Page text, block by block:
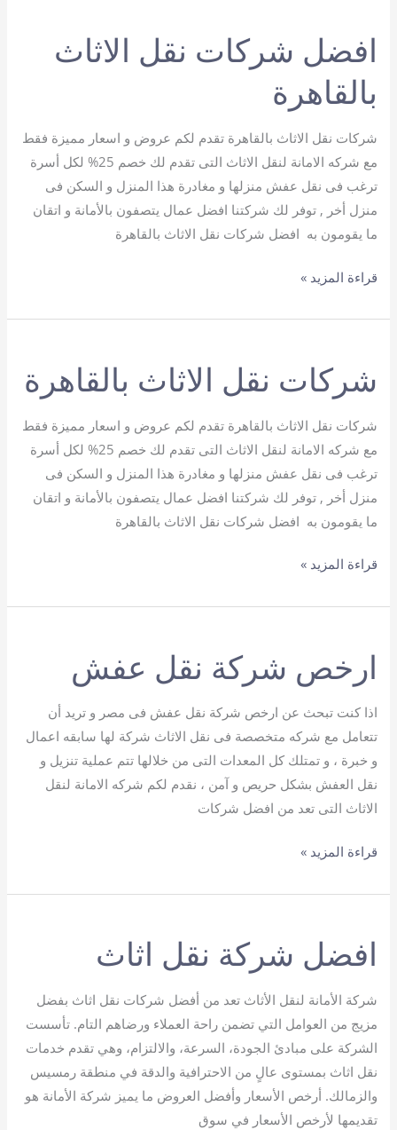
في
القاهرة
افضل شركات نقل الاثاث
بالقاهرة
شركات نقل الاثاث بالقاهرة تقدم لكم عروض و اسعار مميزة فقط
مع شركه الامانة لنقل الاثاث التى تقدم لك خصم 25% لكل أسرة
ترغب فى نقل عفش منزلها و مغادرة هذا المنزل و السكن فى
منزل أخر , توفر لك شركتنا افضل عمال يتصفون بالأمانة و اتقان
ما يقومون به افضل شركات نقل الاثاث بالقاهرة
افضل
نقل
بالقاهرة
قراءة المزيد »
شركات نقل الاثاث بالقاهرة
شركات نقل الاثاث بالقاهرة تقدم لكم عروض و اسعار مميزة فقط
مع شركه الامانة لنقل الاثاث التى تقدم لك خصم 25% لكل أسرة
ترغب فى نقل عفش منزلها و مغادرة هذا المنزل و السكن فى
منزل أخر , توفر لك شركتنا افضل عمال يتصفون بالأمانة و اتقان
ما يقومون به افضل شركات نقل الاثاث بالقاهرة
شركات
الاثاث
قراءة المزيد »
ارخص شركة نقل عفش
اذا كنت تبحث عن ارخص شركة نقل عفش فى مصر و تريد أن
تتعامل مع شركه متخصصة فى نقل الاثاث شركة لها سابقه اعمال
و خبرة ، و تمتلك كل المعدات التى من خلالها تتم عملية تنزيل و
نقل العفش بشكل حريص و آمن ، نقدم لكم شركه الامانة لنقل
الاثاث التى تعد من افضل شركات
ارخص
نقل
قراءة المزيد »
افضل شركة نقل اثاث
شركة الأمانة لنقل الأثاث تعد من أفضل شركات نقل اثاث بفضل
مزيج من العوامل التي تضمن راحة العملاء ورضاهم التام. تأسست
الشركة على مبادئ الجودة، السرعة، والالتزام، وهي تقدم خدمات
نقل اثاث بمستوى عالٍ من الاحترافية والدقة في منطقة رمسيس
والزمالك. أرخص الأسعار وأفضل العروض ما يميز شركة الأمانة هو
تقديمها لأرخص الأسعار في سوق